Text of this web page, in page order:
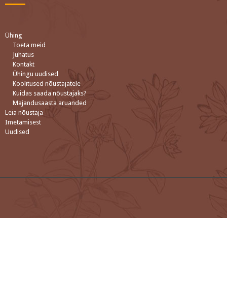
Ühing
Toeta meid
Juhatus
Kontakt
Ühingu uudised
Koolitused nõustajatele
Kuidas saada nõustajaks?
Majandusaasta aruanded
Leia nõustaja
Imetamisest
Uudised